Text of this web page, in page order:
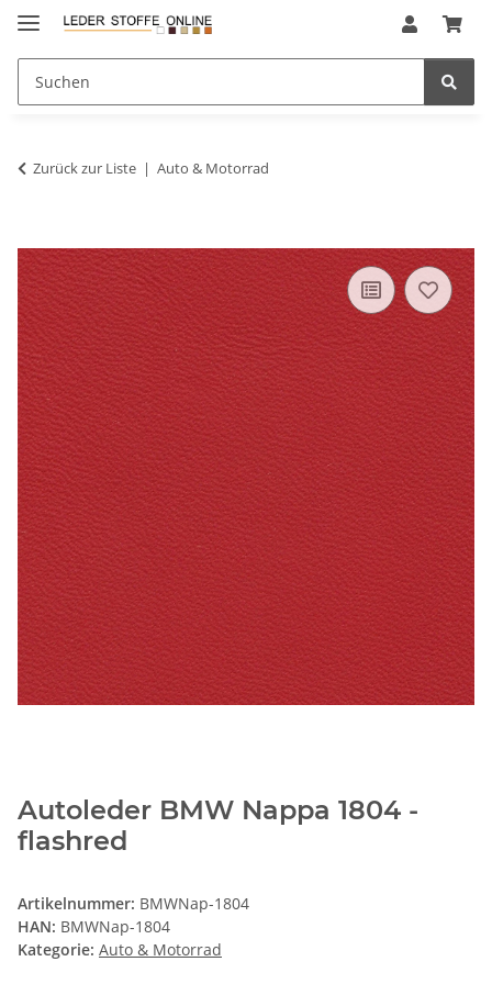
Zurück zur Liste Auto & Motorrad
Autoleder BMW Nappa 1804 -
flashred
Artikelnummer: BMWNap-1804
HAN: BMWNap-1804
Kategorie: Auto & Motorrad